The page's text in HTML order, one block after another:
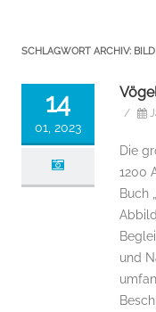
SCHLAGWORT ARCHIV:
14
01, 2023
/
Die
1200
Buch
und